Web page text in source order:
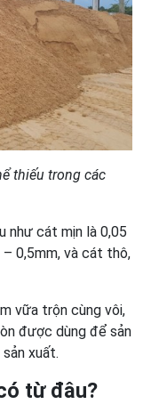
thiếu trong các
như cát mịn là 0,05
0,5mm, và cát thô,
vữa trộn cùng vôi,
được dùng để sản
xuất.
từ đâu?